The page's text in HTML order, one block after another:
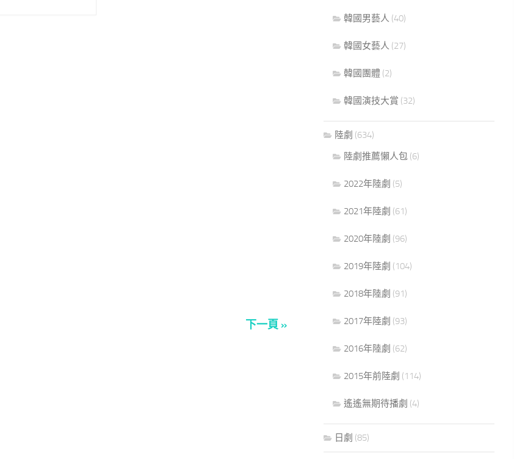
下一頁 »
韓國男藝人 (40)
韓國女藝人 (27)
韓國團體 (2)
韓國演技大賞 (32)
陸劇 (634)
陸劇推薦懶人包 (6)
2022年陸劇 (5)
2021年陸劇 (61)
2020年陸劇 (96)
2019年陸劇 (104)
2018年陸劇 (91)
2017年陸劇 (93)
2016年陸劇 (62)
2015年前陸劇 (114)
遙遙無期待播劇 (4)
日劇 (85)